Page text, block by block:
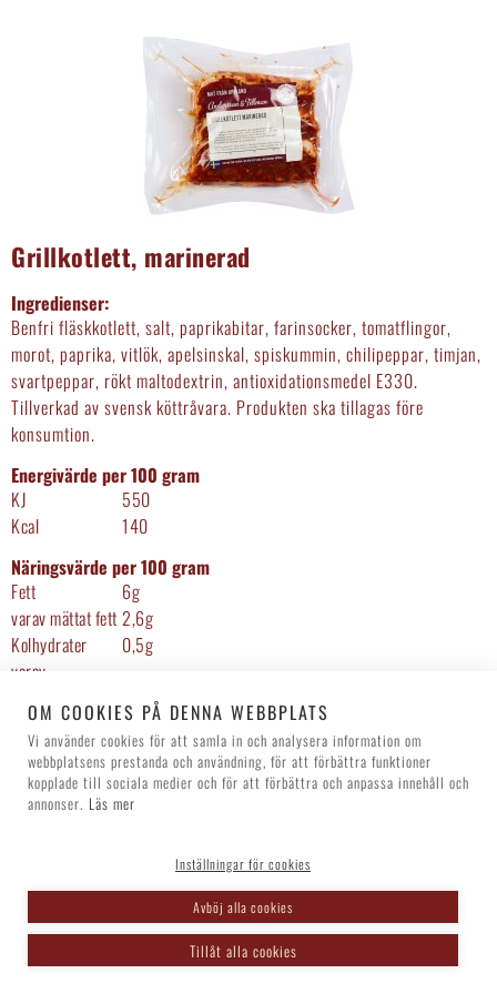
Grillkotlett, marinerad
Ingredienser:
Benfri fläskkotlett, salt, paprikabitar, farinsocker, tomatflingor,
morot, paprika, vitlök, apelsinskal, spiskummin, chilipeppar, timjan,
svartpeppar, rökt maltodextrin, antioxidationsmedel E330.
Tillverkad av svensk köttråvara. Produkten ska tillagas före
konsumtion.
Energivärde per 100 gram
KJ
550
Kcal
140
Näringsvärde per 100 gram
Fett
6g
varav mättat fett 2,6g
Kolhydrater
0,5g
varav
Protein
20g
Salt
0,8g
‹ Tillbaka
OM COOKIES PÅ DENNA WEBBPLATS
Vi använder cookies för att samla in och analysera information om
webbplatsens prestanda och användning, för att förbättra funktioner
kopplade till sociala medier och för att förbättra och anpassa innehåll och
annonser. Läs mer
Inställningar för cookies
Avböj alla cookies
Tillåt alla cookies